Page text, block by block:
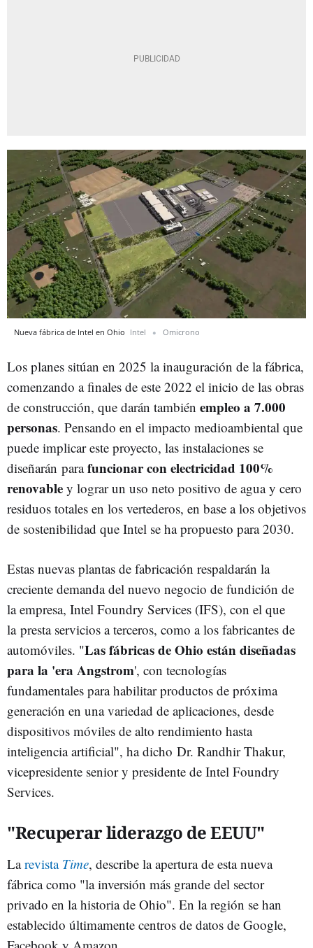
Nueva fábrica de Intel en Ohio Intel Omicrono
Los planes sitúan en 2025 la inauguración de la fábrica,
comenzando a finales de este 2022 el inicio de las obras
de construcción, que darán también empleo a 7.000
personas. Pensando en el impacto medioambiental que
puede implicar este proyecto, las instalaciones se
diseñarán parafuncionar con electricidad 100%
renovable y lograr un uso neto positivo de agua y cero
residuos totales en los vertederos, en base a los objetivos
de sostenibilidad que Intel se ha propuesto para 2030.
Estas nuevas plantas de fabricación respaldarán la
creciente demanda del nuevo negocio de fundición de
la empresa, Intel Foundry Services (IFS), con el que
la presta servicios a terceros, como a los fabricantes de
automóviles. "Las fábricas de Ohio están diseñadas
para la 'era Angstrom', con tecnologías
fundamentales para habilitar productos de próxima
generación en una variedad de aplicaciones, desde
dispositivos móviles de alto rendimiento hasta
inteligencia artificial", ha dicho Dr. Randhir Thakur,
vicepresidente senior y presidente de Intel Foundry
Services.
"Recuperar liderazgo de EEUU"
Larevista Time, describe la apertura de esta nueva
fábrica como "la inversión más grande del sector
privado en la historia de Ohio". En la región se han
establecido últimamente centros de datos de Google,